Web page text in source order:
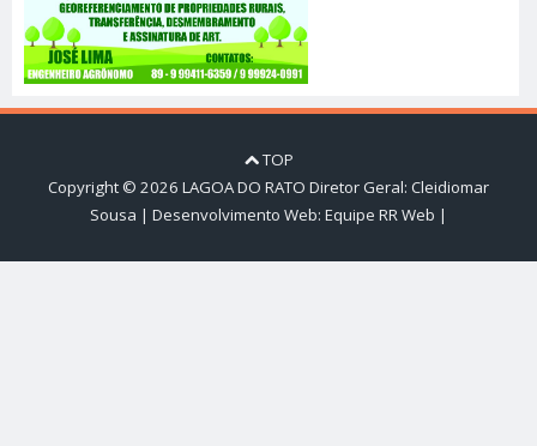
TOP
Copyright © 2026 LAGOA DO RATO Diretor Geral: Cleidiomar
Sousa | Desenvolvimento Web: Equipe RR Web |